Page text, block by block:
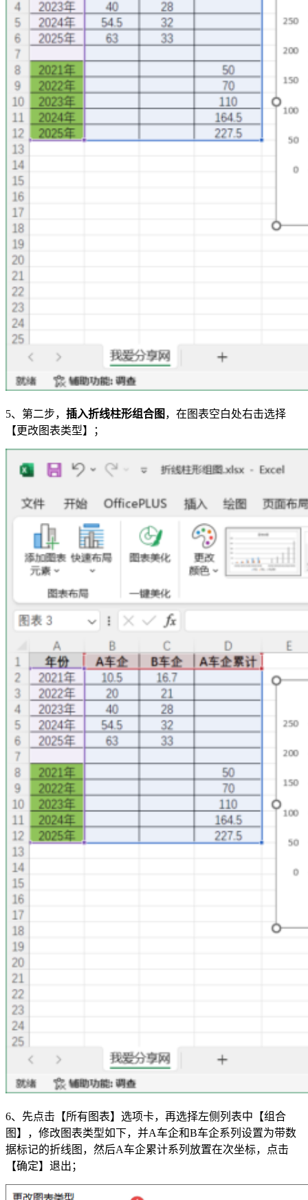
5、第二步， 插入折线柱形组合图 ，在图表空白处右击选择
【更改图表类型】；
6、先点击【所有图表】选项卡，再选择左侧列表中【组合
图】，修改图表类型如下，并A车企和B车企系列设置为带数
据标记的折线图，然后A车企累计系列放置在次坐标，点击
【确定】退出；